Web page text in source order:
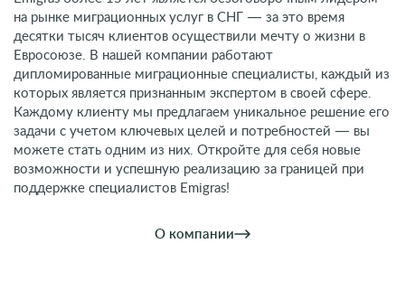
на рынке миграционных услуг в СНГ — за это время
десятки тысяч клиентов осуществили мечту о жизни в
Евросоюзе. В нашей компании работают
дипломированные миграционные специалисты, каждый из
которых является признанным экспертом в своей сфере.
Каждому клиенту мы предлагаем уникальное решение его
задачи с учетом ключевых целей и потребностей — вы
можете стать одним из них. Откройте для себя новые
возможности и успешную реализацию за границей при
поддержке специалистов Emigras!
О компании